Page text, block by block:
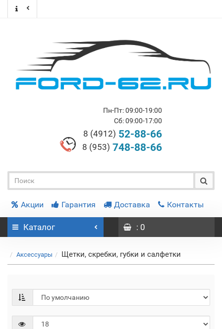
Пн-Пт: 09:00-19:00
Сб: 09:00-17:00
8 (4912) 52-88-66
8 (953) 748-88-66
Акции Гарантия Доставка Контакты
Каталог : 0
Аксессуары Щетки, скребки, губки и салфетки